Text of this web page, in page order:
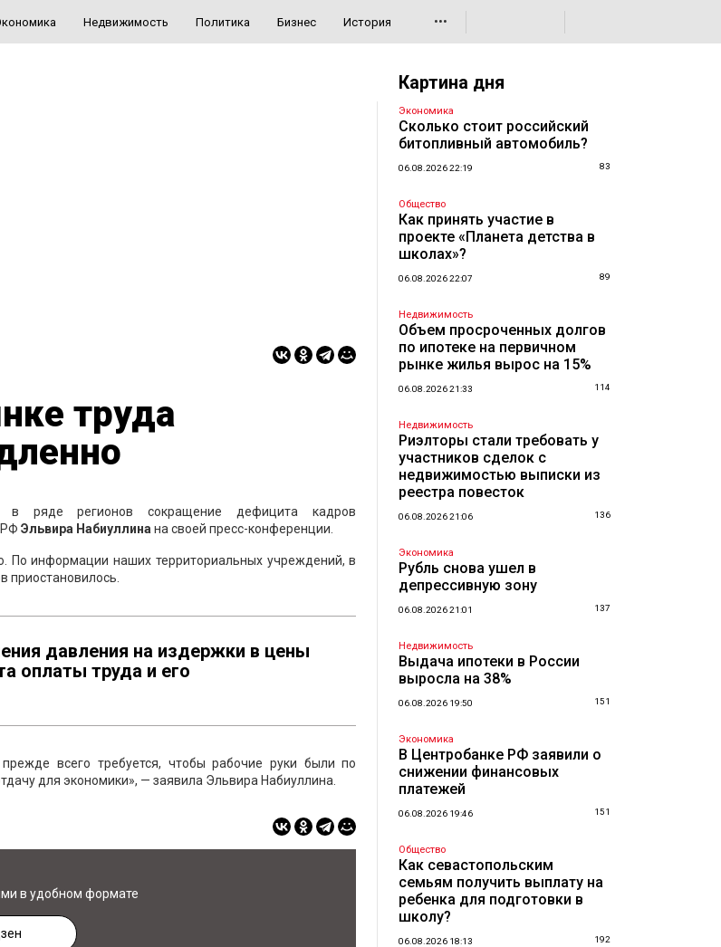
Недвижимость Политика Бизнес История •••
труда
в ряде регионов сокращение дефицита кадров
РФ Эльвира Набиуллина на своей пресс-конференции.
По информации наших территориальных учреждений, в
приостановилось.
давления на издержки в цены
оплаты труда и его
всего требуется, чтобы рабочие руки были по
для экономики», — заявила Эльвира Набиуллина.
в удобном формате
Картина дня
Экономика
Сколько стоит российский
битопливный автомобиль?
06.08.2026 22:19 83
Общество
Как принять участие в
проекте «Планета детства в
школах»?
06.08.2026 22:07 89
Недвижимость
Объем просроченных долгов
по ипотеке на первичном
рынке жилья вырос на 15%
06.08.2026 21:33 114
Недвижимость
Риэлторы стали требовать у
участников сделок с
недвижимостью выписки из
реестра повесток
06.08.2026 21:06 136
Экономика
Рубль снова ушел в
депрессивную зону
06.08.2026 21:01 137
Недвижимость
Выдача ипотеки в России
выросла на 38%
06.08.2026 19:50 151
Экономика
В Центробанке РФ заявили о
снижении финансовых
платежей
06.08.2026 19:46 151
Общество
Как севастопольским
семьям получить выплату на
ребенка для подготовки в
школу?
06.08.2026 18:13 192